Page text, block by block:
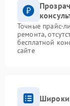
Точные прайс-
ремонта,
бесплатной
сайте